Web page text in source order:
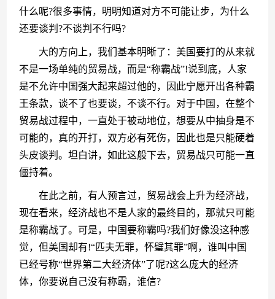
什么呢?很多事情，明明知道对方不可能让步，为什么
还要谈判?不谈判不行吗?
大的方向上，我们基本明晰了：美国要打的从来就
不是一场单纯的贸易战，而是“称霸战”!说到底，人家
是不允许中国强大起来超过他的，因此宁愿开出各种霸
王条款，谈不了也要谈，不谈不行。对于中国，在整个
贸易战过程中，一直处于被动地位，想要从中抽身是不
可能的，真的开打，双方必有死伤，因此也是只能硬着
头皮谈判。坦白讲，如此这般下去，贸易战只可能一直
僵持着。
在此之前，有人预言过，贸易战会上升为经济战，
现在看来，经济战也不是人家的最终目的，那就只可能
是称霸战了。可是，中国要称霸吗?我们好像没这种感
觉，但美国却有!“匹夫无罪，怀璧其罪”啊，谁叫中国
已经号称“世界第二大经济体”了呢?这么庞大的经济
体，你要说自己没有称霸，谁信?